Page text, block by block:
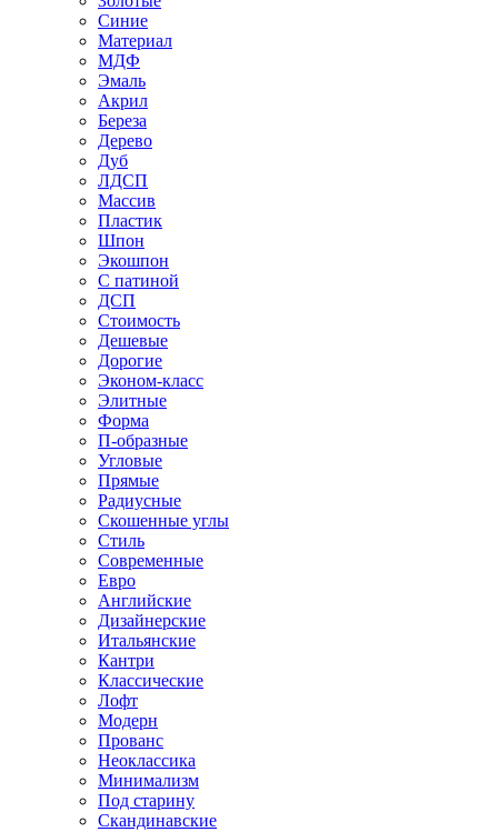
Синие
Материал
МДФ
Эмаль
Акрил
Береза
Дерево
Дуб
ЛДСП
Массив
Пластик
Шпон
Экошпон
С патиной
ДСП
Стоимость
Дешевые
Дорогие
Эконом-класс
Элитные
Форма
П-образные
Угловые
Прямые
Радиусные
Скошенные углы
Стиль
Современные
Евро
Английские
Дизайнерские
Итальянские
Кантри
Классические
Лофт
Модерн
Прованс
Неоклассика
Минимализм
Под старину
Скандинавские